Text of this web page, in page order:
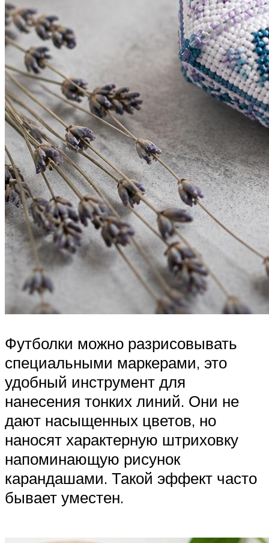
Футболки можно разрисовывать
специальными маркерами, это
удобный инструмент для
нанесения тонких линий. Они не
дают насыщенных цветов, но
наносят характерную штриховку
напоминающую рисунок
карандашами. Такой эффект часто
бывает уместен.